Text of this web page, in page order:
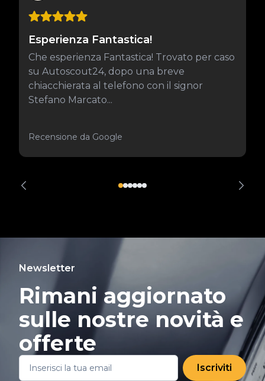
Esperienza Fantastica!
Che esperienza Fantastica! Trovato per caso
su Autoscout24, dopo una breve
chiacchierata al telefono con il signor
Stefano Marcato...
Recensione da Google
Newsletter
Rimani aggiornato
sulle nostre novità e
offerte
Iscriviti